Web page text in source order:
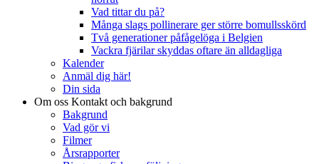
Vad tittar du på?
Många slags pollinerare ger större bomullsskörd
Två generationer påfågelöga i Belgien
Vackra fjärilar skyddas oftare än alldagliga
Kalender
Anmäl dig här!
Din sida
Om oss Kontakt och bakgrund
Bakgrund
Vad gör vi
Filmer
Årsrapporter